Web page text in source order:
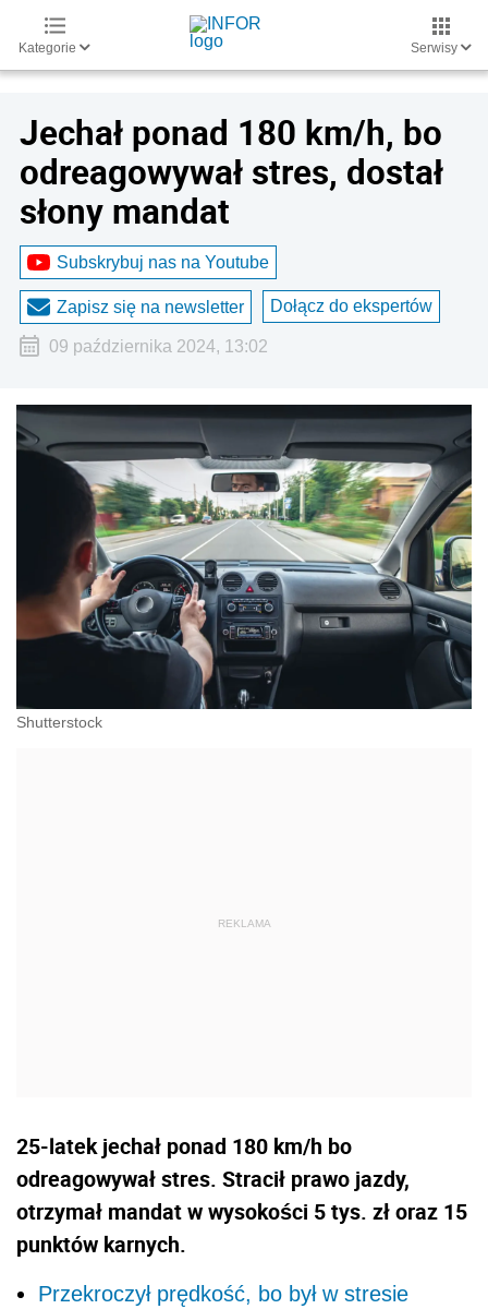
Kategorie Serwisy
Jechał ponad 180 km/h, bo
odreagowywał stres, dostał
słony mandat
Subskrybuj nas na Youtube
Zapisz się na newsletter Dołącz do ekspertów
09 października 2024, 13:02
Shutterstock
25-latek jechał ponad 180 km/h bo
odreagowywał stres. Stracił prawo jazdy,
otrzymał mandat w wysokości 5 tys. zł oraz 15
punktów karnych.
Przekroczył prędkość, bo był w stresie